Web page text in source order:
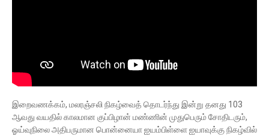
இறைவணக்கம், மலரஞ்சலி நிகழ்வைத் தொடர்ந்து இன்று தனது 103
ஆவது வயதில் காலமான குப்பிழான் மண்ணின் முதுபெரும் சோதிடரும்,
ஓய்வுநிலை அதிபருமான பொன்னையா ஐயம்பிள்ளை ஐயாவுக்கு நிகழ்வில்